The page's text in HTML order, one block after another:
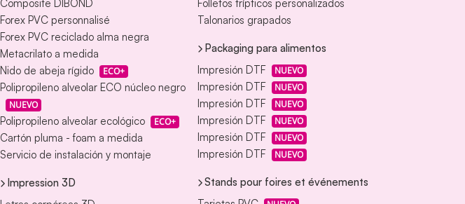
Composite DIBOND
Forex PVC personnalisé
Forex PVC reciclado alma negra
Metacrilato a medida
Nido de abeja rígido
ECO+
Polipropileno alveolar ECO núcleo negro
NUEVO
Polipropileno alveolar ecológico ECO+
Cartón pluma - foam a medida
Servicio de instalación y montaje
Impression 3D
Folletos trípticos personalizados
Talonarios grapados
Packaging para alimentos
Impresión DTF
NUEVO
Impresión DTF NUEVO
Impresión DTF NUEVO
Impresión DTF NUEVO
Impresión DTF NUEVO
Impresión DTF NUEVO
Stands pour foires et événements